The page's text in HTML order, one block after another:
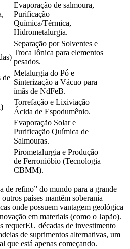
Evaporação de salmoura,
Purificação
Química/Térmica,
Hidrometalurgia.
Separação por Solventes e
Troca Iônica para elementos
pesados.
de
Metalurgia do Pó e
Sinterização a Vácuo para
ímãs de NdFeB.
Torrefação e Lixiviação
Ácida de Espodumênio.
Evaporação Solar e
Purificação Química de
Salmouras.
Pirometalurgia e Produção
de Ferronióbio (Tecnologia
CBMM).
de refino” do mundo para a grande
países mantêm soberania
onde possuem vantagem geológica
em materiais (como o Japão).
décadas de investimento
de suprimentos alternativas, um
que está apenas começando.